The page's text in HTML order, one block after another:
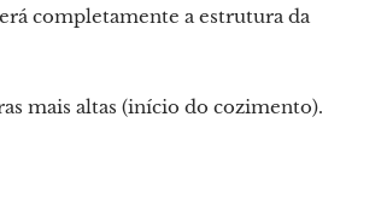
completamente a estrutura da
mais altas (início do cozimento).